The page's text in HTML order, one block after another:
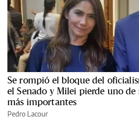
Se rompió el bloque del
el Senado y Milei pierde uno de
más importantes
Pedro Lacour